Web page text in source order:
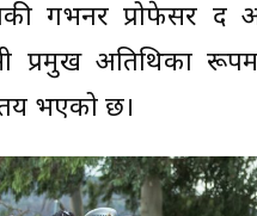
गभर्नर प्रोफेसर द
प्रमुख अतिथिका
तय भएको छ।